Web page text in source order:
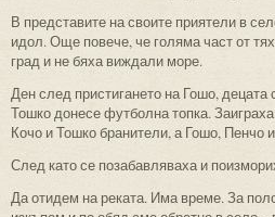
В представите на своите приятели в
идол. Още повече, че голяма част от
град и не бяха виждали море.
Ден след пристигането на Гошо,
Тошко донесе футболна топка.
Кочо и Тошко бранители, а Гошо, Пенчо
След като се позабавляваха и
Да отидем на реката. Има време. За